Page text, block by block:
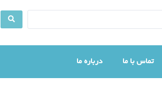
تماس با ما درباره ما